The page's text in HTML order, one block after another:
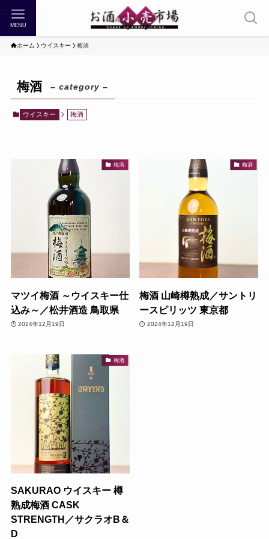
MENU
ホーム ウイスキー 梅酒
梅酒 – category –
ウイスキー 梅酒
梅酒
マツイ梅酒 ～ウイスキー仕
込み～／松井酒造 鳥取県
2024年12月19日
梅酒
梅酒 山崎樽熟成／サントリ
ースピリッツ 東京都
2024年12月19日
梅酒
SAKURAO ウイスキー 樽
熟成梅酒 CASK
STRENGTH／サクラオB＆
D